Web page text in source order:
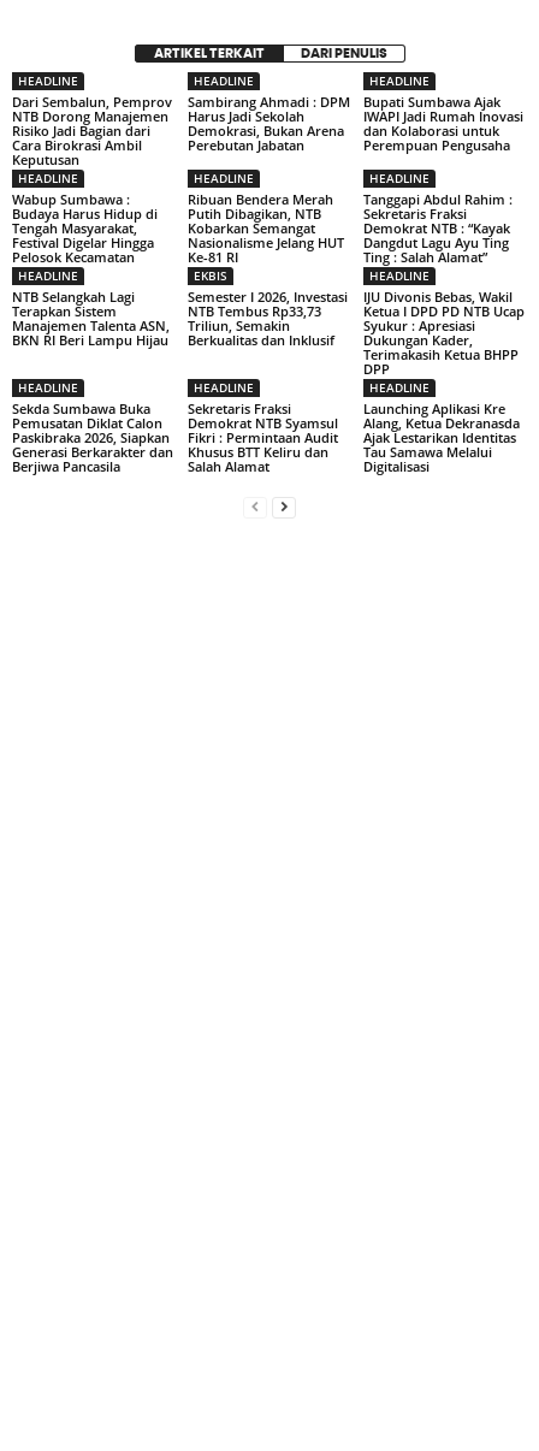
ARTIKEL TERKAIT DARI PENULIS
HEADLINE
Dari Sembalun, Pemprov
NTB Dorong Manajemen
Risiko Jadi Bagian dari
Cara Birokrasi Ambil
Keputusan
HEADLINE
Sambirang Ahmadi : DPM
Harus Jadi Sekolah
Demokrasi, Bukan Arena
Perebutan Jabatan
HEADLINE
Bupati Sumbawa Ajak
IWAPI Jadi Rumah Inovasi
dan Kolaborasi untuk
Perempuan Pengusaha
HEADLINE
Wabup Sumbawa :
Budaya Harus Hidup di
Tengah Masyarakat,
Festival Digelar Hingga
Pelosok Kecamatan
HEADLINE
Ribuan Bendera Merah
Putih Dibagikan, NTB
Kobarkan Semangat
Nasionalisme Jelang HUT
Ke-81 RI
HEADLINE
Tanggapi Abdul Rahim :
Sekretaris Fraksi
Demokrat NTB : “Kayak
Dangdut Lagu Ayu Ting
Ting : Salah Alamat”
HEADLINE
NTB Selangkah Lagi
Terapkan Sistem
Manajemen Talenta ASN,
BKN RI Beri Lampu Hijau
EKBIS
Semester I 2026, Investasi
NTB Tembus Rp33,73
Triliun, Semakin
Berkualitas dan Inklusif
HEADLINE
IJU Divonis Bebas, Wakil
Ketua I DPD PD NTB Ucap
Syukur : Apresiasi
Dukungan Kader,
Terimakasih Ketua BHPP
DPP
HEADLINE
Sekda Sumbawa Buka
Pemusatan Diklat Calon
Paskibraka 2026, Siapkan
Generasi Berkarakter dan
Berjiwa Pancasila
HEADLINE
Sekretaris Fraksi
Demokrat NTB Syamsul
Fikri : Permintaan Audit
Khusus BTT Keliru dan
Salah Alamat
HEADLINE
Launching Aplikasi Kre
Alang, Ketua Dekranasda
Ajak Lestarikan Identitas
Tau Samawa Melalui
Digitalisasi